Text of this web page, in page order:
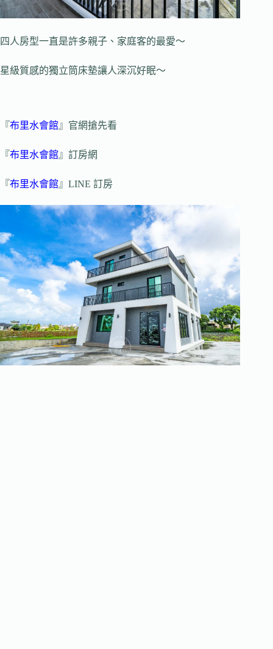
四人房型一直是許多親子、家庭客的最愛～
星級質感的獨立筒床墊讓人深沉好眠～
『布里水會館』官網搶先看
『布里水會館』訂房網
『布里水會館』LINE 訂房